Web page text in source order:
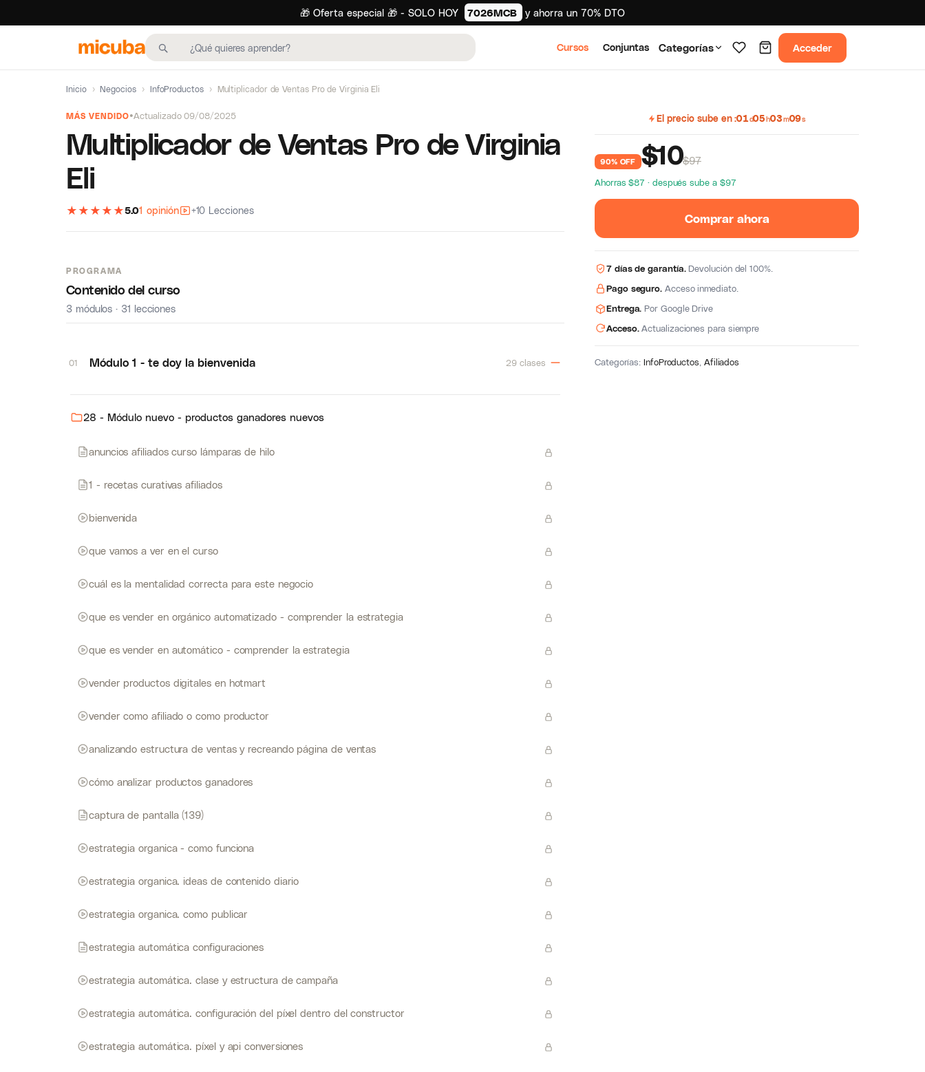
🎁 Oferta especial 🎁 - SOLO HOY 7026MCB y ahorra un 70% DTO
Cursos Conjuntas Categorías Acceder
Inicio › Negocios › InfoProductos › Multiplicador de Ventas Pro de Virginia Eli
MÁS VENDIDO Actualizado 09/08/2025
Multiplicador de Ventas Pro de Virginia
Eli
★ ★ ★ ★ ★5.01 opinión +10 Lecciones
PROGRAMA
Contenido del curso
3 módulos · 31 lecciones
01 Módulo 1 - te doy la bienvenida 29 clases
28 - Módulo nuevo - productos ganadores nuevos
anuncios afiliados curso lámparas de hilo
1 - recetas curativas afiliados
bienvenida
que vamos a ver en el curso
cuál es la mentalidad correcta para este negocio
que es vender en orgánico automatizado - comprender la estrategia
que es vender en automático - comprender la estrategia
vender productos digitales en hotmart
vender como afiliado o como productor
analizando estructura de ventas y recreando página de ventas
cómo analizar productos ganadores
captura de pantalla (139)
estrategia organica - como funciona
estrategia organica. ideas de contenido diario
estrategia organica. como publicar
estrategia automática configuraciones
estrategia automática. clase y estructura de campaña
estrategia automática. configuración del píxel dentro del constructor
estrategia automática. píxel y api conversiones
El precio sube en 01d05h03m08s
90% OFF $10$97
Ahorras $87 · después sube a $97
Comprar ahora
7 días de garantía.Devolución del 100%.
Pago seguro. Acceso inmediato.
Entrega. Por Google Drive
Acceso.Actualizaciones para siempre
Categorías:InfoProductos Afiliados